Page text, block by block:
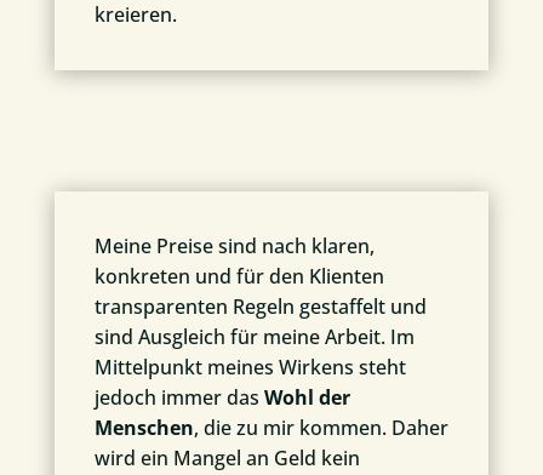
kreieren.
Meine Preise sind nach klaren,
konkreten und für den Klienten
transparenten Regeln gestaffelt und
sind Ausgleich für meine Arbeit. Im
Mittelpunkt meines Wirkens steht
jedoch immer das Wohl der
Menschen, die zu mir kommen. Daher
wird ein Mangel an Geld kein